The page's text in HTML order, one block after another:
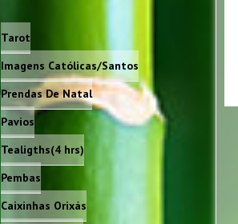
Tarot
Imagens Católicas/Santos
Prendas De Natal
Pavios
Tealigths(4 hrs)
Pembas
Caixinhas Orixás